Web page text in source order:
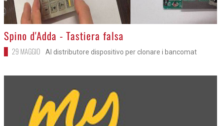
>
Spino d'Adda - Tastiera falsa
29 MAGGIO Al distributore dispositivo per clonare i bancomat